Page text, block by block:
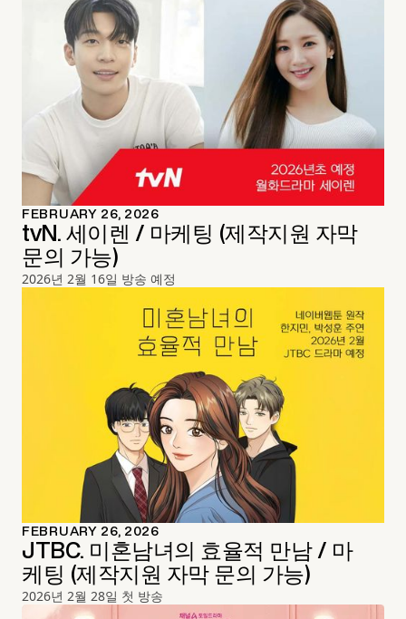
FEBRUARY 26, 2026
tvN. 세이렌 / 마케팅 (제작지원 자막
문의 가능)
2026년 2월 16일 방송 예정
FEBRUARY 26, 2026
JTBC. 미혼남녀의 효율적 만남 / 마
케팅 (제작지원 자막 문의 가능)
2026년 2월 28일 첫 방송